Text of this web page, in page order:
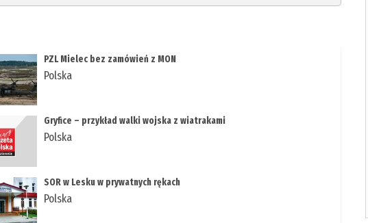
PZL Mielec bez zamówień z MON
Polska
Gryfice – przykład walki wojska z wiatrakami
Polska
SOR w Lesku w prywatnych rękach
Polska